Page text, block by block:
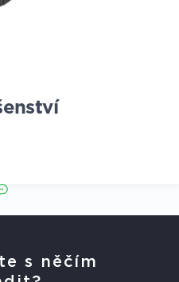
s něčím